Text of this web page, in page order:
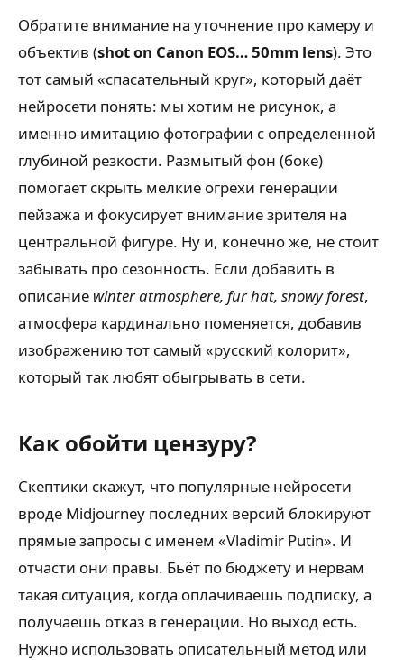
Обратите внимание на уточнение про камеру и
объектив (shot on Canon EOS… 50mm lens). Это
тот самый «спасательный круг», который даёт
нейросети понять: мы хотим не рисунок, а
именно имитацию фотографии с определенной
глубиной резкости. Размытый фон (боке)
помогает скрыть мелкие огрехи генерации
пейзажа и фокусирует внимание зрителя на
центральной фигуре. Ну и, конечно же, не стоит
забывать про сезонность. Если добавить в
описание winter atmosphere, fur hat, snowy forest,
атмосфера кардинально поменяется, добавив
изображению тот самый «русский колорит»,
который так любят обыгрывать в сети.
Как обойти цензуру?
Скептики скажут, что популярные нейросети
вроде Midjourney последних версий блокируют
прямые запросы с именем «Vladimir Putin». И
отчасти они правы. Бьёт по бюджету и нервам
такая ситуация, когда оплачиваешь подписку, а
получаешь отказ в генерации. Но выход есть.
Нужно использовать описательный метод или